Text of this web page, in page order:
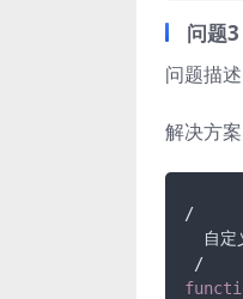
问题
问题描
解决方
/
自定